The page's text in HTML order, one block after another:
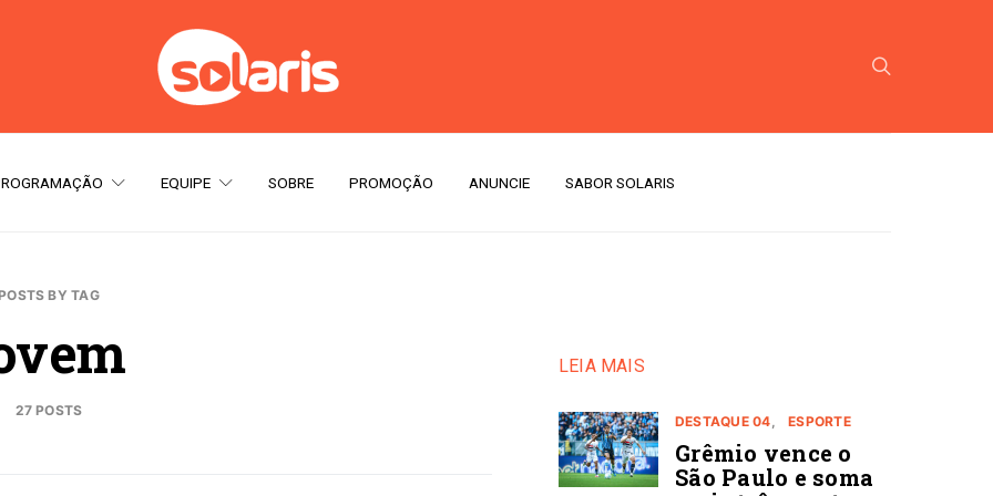
EQUIPE SOBRE PROMOÇÃO ANUNCIE SABOR SOLARIS
BY TAG
27 POSTS
LEIA MAIS
DESTAQUE 04 ESPORTE
Grêmio vence o
São Paulo e soma